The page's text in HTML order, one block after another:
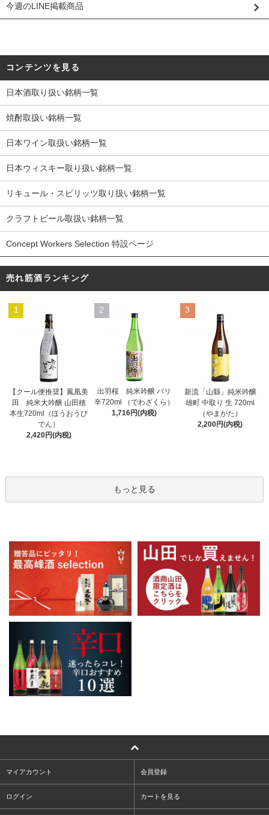
今週のLINE掲載商品
コンテンツを見る
日本酒取り扱い銘柄一覧
焼酎取扱い銘柄一覧
日本ワイン取扱い銘柄一覧
日本ウィスキー取り扱い銘柄一覧
リキュール・スピリッツ取り扱い銘柄一覧
クラフトビール取扱い銘柄一覧
Concept Workers Selection 特設ページ
売れ筋酒ランキング
1
【クール便推奨】鳳凰美
田 純米大吟醸 山田穂
本生720ml（ほうおうび
でん）
2,420円(内税)
2
出羽桜 純米吟醸 バリ
辛720ml （でわざくら）
1,716円(内税)
3
新流「山縣」純米吟醸
雄町 中取り 生 720ml
（やまがた）
2,200円(内税)
もっと見る
マイアカウント 会員登録
ログイン カートを見る